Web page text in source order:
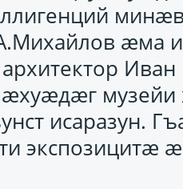
исаразун.